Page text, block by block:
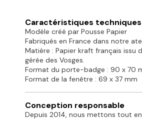
Caractéristiques techniques
Modèle créé par Pousse Papier
Fabriqués en France dans notre
Matière : Papier kraft français issu
gérée des Vosges.
Format du porte-badge : 90 x 70
Format de la fenêtre : 69 x 37 mm
Conception responsable
Depuis 2014, nous mettons tout